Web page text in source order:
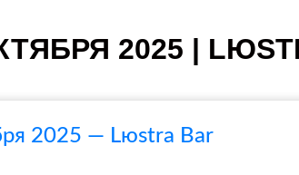
2025 |
2025 — Lюstra Bar